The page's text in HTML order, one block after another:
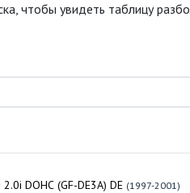
чтобы увидеть таблицу
2.0i DOHC (GF-DE3A) DE (1997-2001)